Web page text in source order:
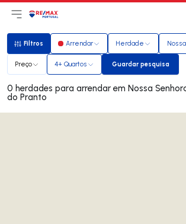
Abri menu principal
LogoIr para página inicial
Filtros
Filtros Arrendar Herdade
Preço 4+ Quartos Guardar
Guardar pesquisa
0 herdades para arrendar em Nossa Senhora
do Pranto